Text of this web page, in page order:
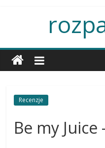
Recenzje
Be my Juice